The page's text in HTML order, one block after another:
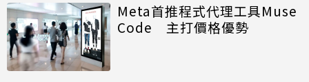
Meta首推程式代理工具Muse
Code 主打價格優勢